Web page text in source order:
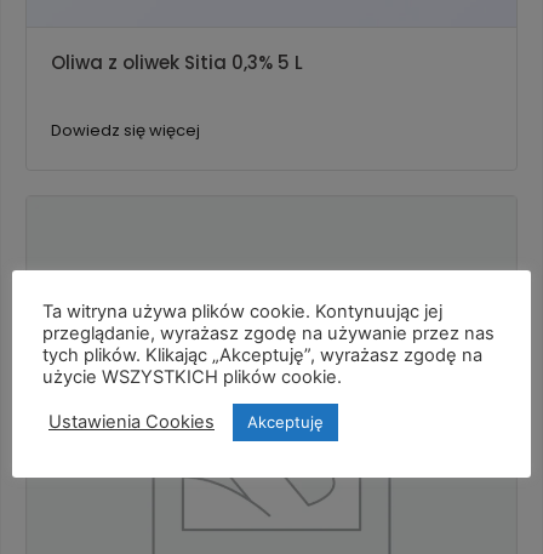
Oliwa z oliwek Sitia 0,3% 5 L
Dowiedz się więcej
Ta witryna używa plików cookie. Kontynuując jej
przeglądanie, wyrażasz zgodę na używanie przez nas
tych plików. Klikając „Akceptuję”, wyrażasz zgodę na
użycie WSZYSTKICH plików cookie.
Ustawienia Cookies Akceptuję